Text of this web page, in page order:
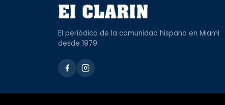
El periódico de la comunidad hispana en Miami
desde 1979.